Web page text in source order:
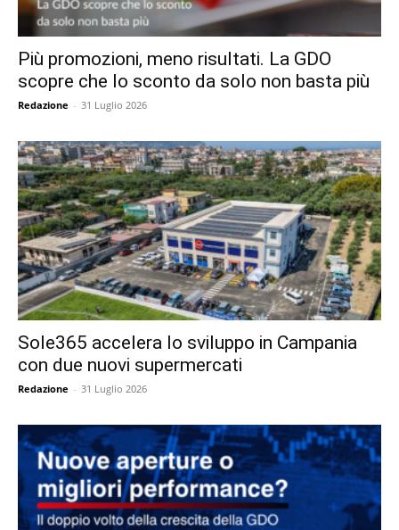
Più promozioni, meno risultati. La GDO
scopre che lo sconto da solo non basta più
Redazione - 31 Luglio 2026
Sole365 accelera lo sviluppo in Campania
con due nuovi supermercati
Redazione - 31 Luglio 2026